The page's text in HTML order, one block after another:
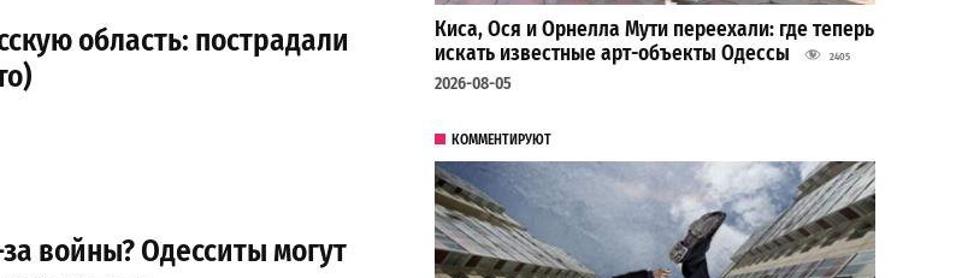
область: пострадали
войны? Одесситы могут
Киса, Ося и Орнелла Мути переехали: где теперь
искать известные арт-объекты Одессы
2405
2026-08-05
КОММЕНТИРУЮТ